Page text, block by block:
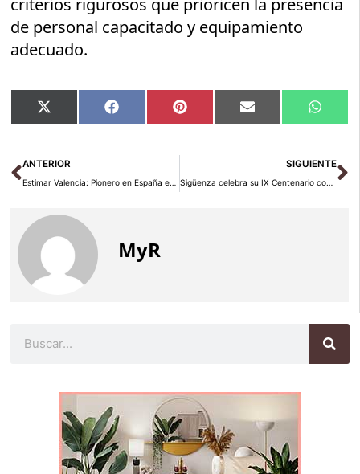
criterios rigurosos que prioricen la presencia
de personal capacitado y equipamiento
adecuado.
Compartir
en
X
(Twitter)
Compartir
en
Facebook Compartir
en
Pinterest Compartir
en
Email
en
Ant
ANTERIOR
Estimar Valencia: Pionero en España en Tecnología de Contadores de Agua Inteligentes
SIGUIENTE
Sigüenza celebra su IX Centenario con una emotiva clausura en San Vicente 2025
MyR